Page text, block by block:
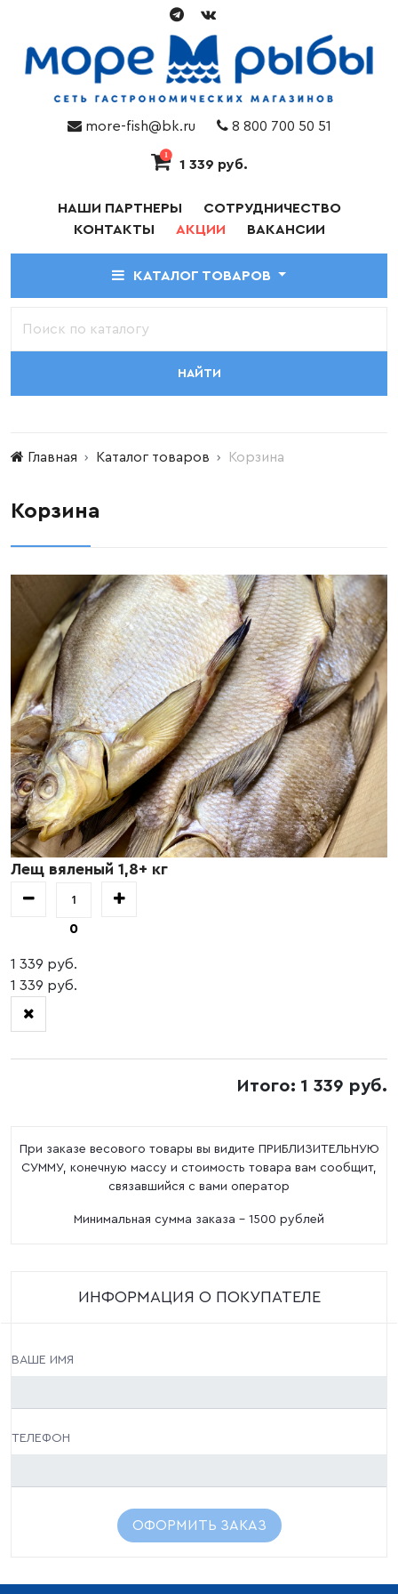
more-fish@bk.ru 8 800 700 50 51
1
1 339 руб.
НАШИ ПАРТНЕРЫ
СОТРУДНИЧЕСТВО
КОНТАКТЫ
АКЦИИ ВАКАНСИИ
КАТАЛОГ ТОВАРОВ
НАЙТИ
Главная Каталог товаров Корзина
Корзина
Лещ вяленый 1,8+ кг
0
1 339 руб.
1 339 руб.
Итого: 1 339 руб.
При заказе весового товары вы видите ПРИБЛИЗИТЕЛЬНУЮ
СУММУ, конечную массу и стоимость товара вам сообщит,
связавшийся с вами оператор
Минимальная сумма заказа - 1500 рублей
ИНФОРМАЦИЯ О ПОКУПАТЕЛЕ
ВАШЕ ИМЯ
ТЕЛЕФОН
ОФОРМИТЬ ЗАКАЗ